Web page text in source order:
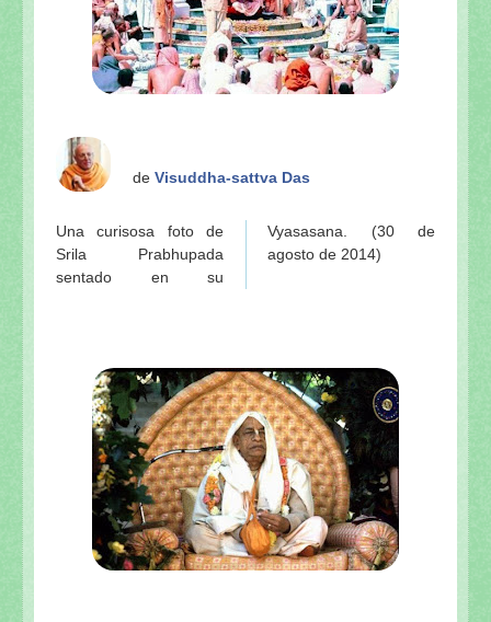
de Visuddha-sattva Das
Una curisosa foto de
Srila Prabhupada
sentado en su
Vyasasana. (30 de
agosto de 2014)